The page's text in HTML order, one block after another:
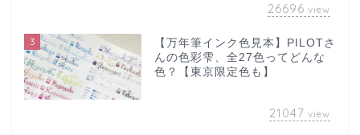
26696 view
3
【万年筆インク色見本】PILOTさ
んの色彩雫、全27色ってどんな
色？【東京限定色も】
21047 view